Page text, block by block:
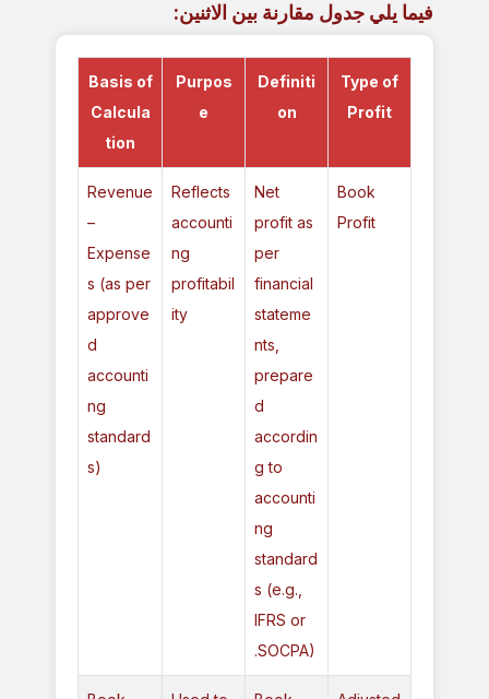
فيما يلي جدول مقارنة بين الاثنين:
Type of
Profit
Definiti
on
Purpos
e
Basis of
Calcula
tion
Book
Profit
Net
profit as
per
financial
stateme
nts,
prepare
d
accordin
g to
accounti
ng
standard
s (e.g.,
IFRS or
SOCPA).
Reflects
accounti
ng
profitabil
ity
Revenue
–
Expense
s (as per
approve
d
accounti
ng
standard
s)